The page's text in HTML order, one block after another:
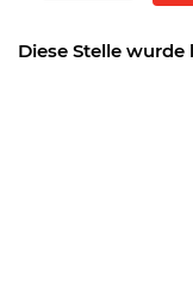
Diese Stelle